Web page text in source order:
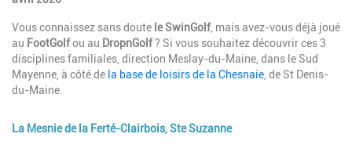
Vous connaissez sans doute le SwinGolf, mais avez-vous déjà joué
au FootGolfou au DropnGolf? Si vous souhaitez découvrir ces 3
disciplines familiales, direction Meslay-du-Maine, dans le Sud
Mayenne, à côté de la base de loisirs de la Chesnaie , de St Denis-
du-Maine.
La Mesnie de la Ferté-Clairbois, Ste Suzanne